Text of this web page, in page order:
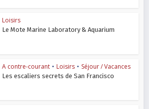
Loisirs
Le Mote Marine Laboratory & Aquarium
A contre-courant • Loisirs • Séjour / Vacances
Les escaliers secrets de San Francisco